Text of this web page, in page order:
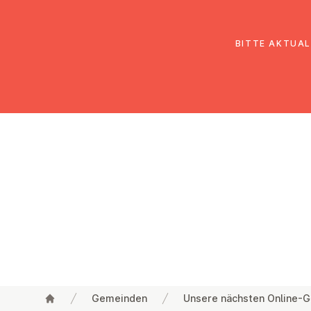
Gemeinden Unsere nächsten Online-
BITTE